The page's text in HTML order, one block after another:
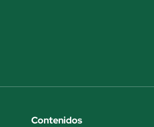
Contenidos